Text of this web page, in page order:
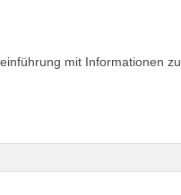
mit Informationen zu